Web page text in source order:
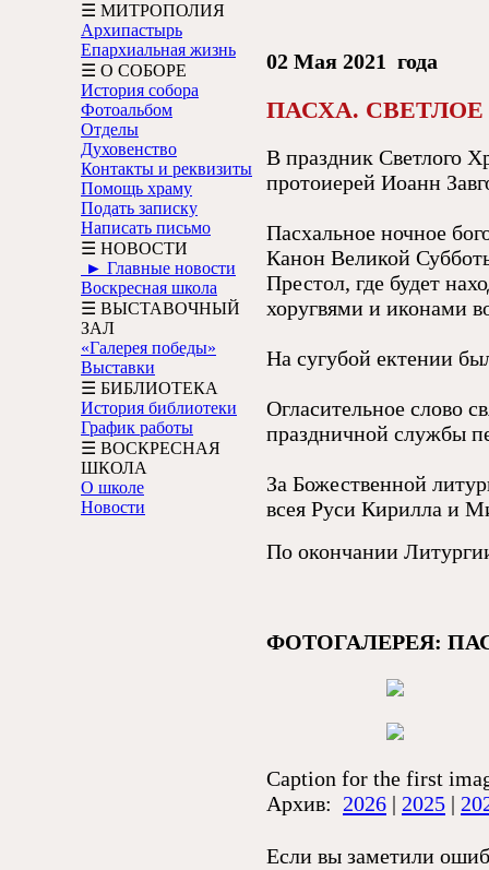
☰ МИТРОПОЛИЯ
Архипастырь
Епархиальная жизнь
☰ О СОБОРЕ
История собора
Фотоальбом
Отделы
Духовенство
Контакты и реквизиты
Помощь храму
Подать записку
Написать письмо
☰ НОВОСТИ
► Главные новости
Воскресная школа
☰ ВЫСТАВОЧНЫЙ
ЗАЛ
«Галерея победы»
Выставки
☰ БИБЛИОТЕКА
История библиотеки
График работы
☰ ВОСКРЕСНАЯ
ШКОЛА
О школе
Новости
02 Мая 2021 года
ПАСХА.
В праздник Светлого
протоиерей Иоанн
Пасхальное ночное
Канон Великой
Престол, где будет
хоругвями и иконами
На сугубой ектении
Огласительное слово
праздничной службы
За Божественной
всея Руси Кирилла и
По окончании
ФОТОГАЛЕРЕЯ:
Caption for the first
Архив: 2026 | 2025 |
Если вы заметили